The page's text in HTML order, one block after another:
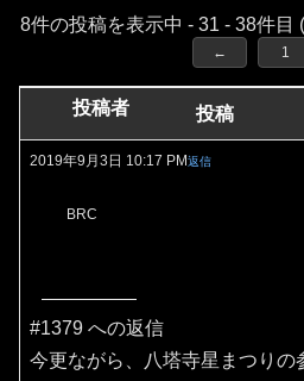
8件の投稿を表示中 - 31 - 38件目
← 1
投稿者 投稿
2019年9月3日 10:17 PM返信
BRC
#1379 への返信
今更ながら、八塔寺星まつりの